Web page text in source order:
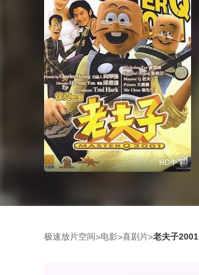
HD中字
极速放片空间>电影>喜剧片>老夫子2001